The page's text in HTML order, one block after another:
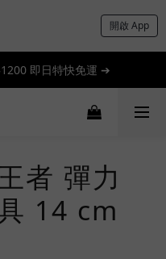
開啟 App
即日特快免運 ➔
即日特快免運 ➔
來領券加入！➔
者 彈力
14 cm